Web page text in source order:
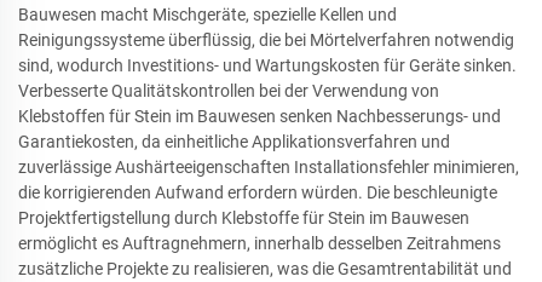
Bauwesen macht Mischgeräte, spezielle Kellen und
Reinigungssysteme überflüssig, die bei Mörtelverfahren notwendig
sind, wodurch Investitions- und Wartungskosten für Geräte sinken.
Verbesserte Qualitätskontrollen bei der Verwendung von
Klebstoffen für Stein im Bauwesen senken Nachbesserungs- und
Garantiekosten, da einheitliche Applikationsverfahren und
zuverlässige Aushärteeigenschaften Installationsfehler minimieren,
die korrigierenden Aufwand erfordern würden. Die beschleunigte
Projektfertigstellung durch Klebstoffe für Stein im Bauwesen
ermöglicht es Auftragnehmern, innerhalb desselben Zeitrahmens
zusätzliche Projekte zu realisieren, was die Gesamtrentabilität und